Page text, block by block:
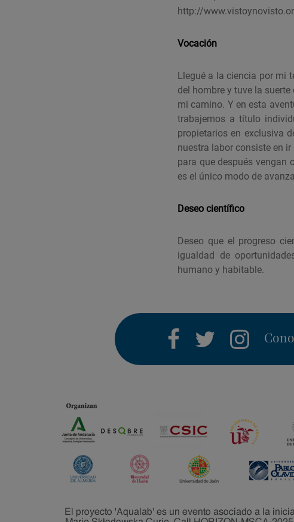
http://
Vocación
Llegué a la ciencia por mi
del hombre y tuve la
mi camino. Y en esta
trabajemos a título
propietarios en exclusiva
nuestra labor consiste en
para que después vengan
es el único modo de
Deseo científico
Deseo que el progreso
igualdad de
humano y habitable.
facebooktwitter